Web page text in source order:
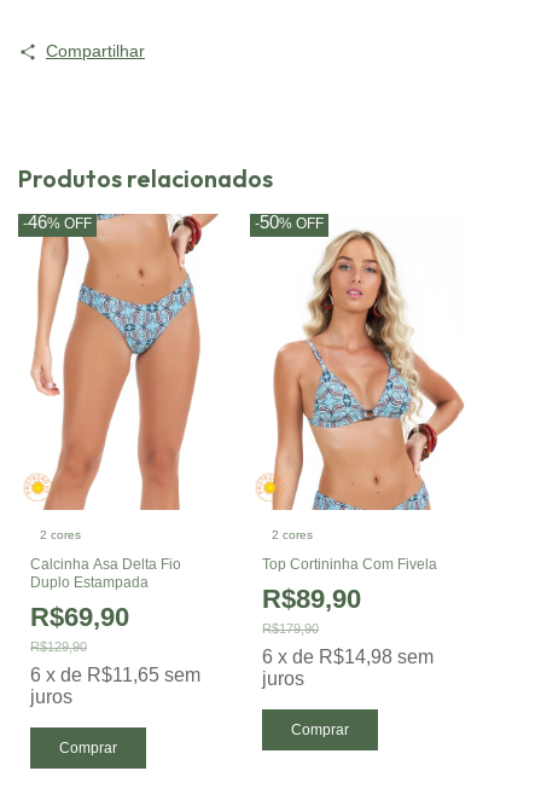
Compartilhar
Produtos relacionados
2 cores
Calcinha Asa Delta Fio
Duplo Estampada
R$69,90
-46% OFF
R$129,90
6 x de R$11,65 sem
juros
Comprar
2 cores
Top Cortininha Com Fivela
R$89,90
-50%OFF
R$179,90
6 xde R$14,98 sem
juros
Comprar